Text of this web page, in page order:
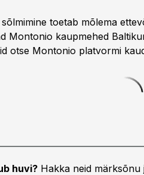
toetab mõlema
Montonio kaupmehed
otse Montonio platvormi
huvi? Hakka neid märksõnu